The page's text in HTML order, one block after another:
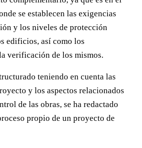
se establecen las exigencias
y los niveles de protección
edificios, así como los
verificación de los mismos.
teniendo en cuenta las
y los aspectos relacionados
de las obras, se ha redactado
propio de un proyecto de